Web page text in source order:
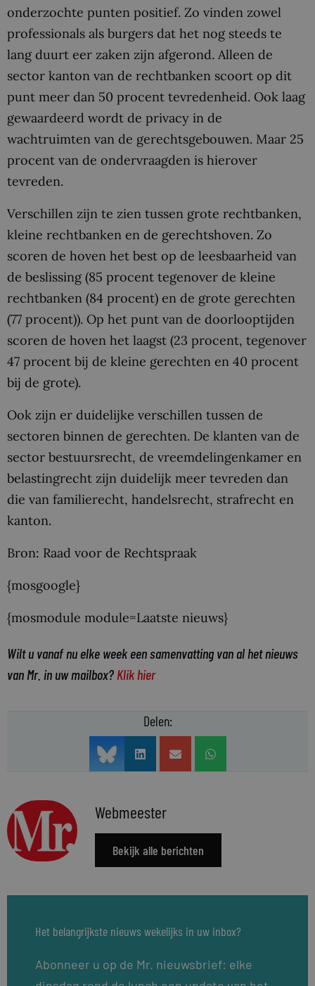
onderzochte punten positief. Zo vinden zowel
professionals als burgers dat het nog steeds te
lang duurt eer zaken zijn afgerond. Alleen de
sector kanton van de rechtbanken scoort op dit
punt meer dan 50 procent tevredenheid. Ook laag
gewaardeerd wordt de privacy in de
wachtruimten van de gerechtsgebouwen. Maar 25
procent van de ondervraagden is hierover
tevreden.
Verschillen zijn te zien tussen grote rechtbanken,
kleine rechtbanken en de gerechtshoven. Zo
scoren de hoven het best op de leesbaarheid van
de beslissing (85 procent tegenover de kleine
rechtbanken (84 procent) en de grote gerechten
(77 procent)). Op het punt van de doorlooptijden
scoren de hoven het laagst (23 procent, tegenover
47 procent bij de kleine gerechten en 40 procent
bij de grote).
Ook zijn er duidelijke verschillen tussen de
sectoren binnen de gerechten. De klanten van de
sector bestuursrecht, de vreemdelingenkamer en
belastingrecht zijn duidelijk meer tevreden dan
die van familierecht, handelsrecht, strafrecht en
kanton.
Bron: Raad voor de Rechtspraak
{mosgoogle}
{mosmodule module=Laatste nieuws}
Wilt u vanaf nu elke week een samenvatting van al het nieuws
van Mr. in uw mailbox? Klik hier
Delen:
Webmeester
Bekijk alle berichten
Het belangrijkste nieuws wekelijks in uw inbox?
Abonneer u op de Mr. nieuwsbrief: elke